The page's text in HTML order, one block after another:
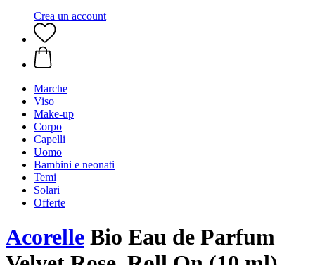
Crea un account
Marche
Viso
Make-up
Corpo
Capelli
Uomo
Bambini e neonati
Temi
Solari
Offerte
Acorelle Bio Eau de Parfum